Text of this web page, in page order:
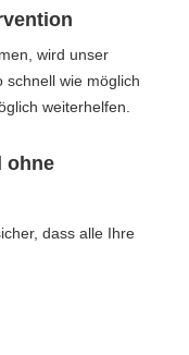
wird unser
schnell wie möglich
weiterhelfen.
ohne
dass alle Ihre